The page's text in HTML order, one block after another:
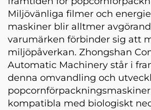
Miljövänliga filmer och
maskiner blir alltmer
varumärken förbinder sig att
miljöpåverkan. Zhongshan
Automatic Machinery står i
denna omvandling och
kompatibla med biologiskt